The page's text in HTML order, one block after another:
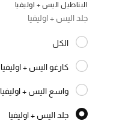
البناطيل اليس + اوليفيا
جلد اليس + اوليفيا
الكل
كارغو اليس + اوليفيا
واسع اليس + اوليفيا
جلد اليس + اوليفيا